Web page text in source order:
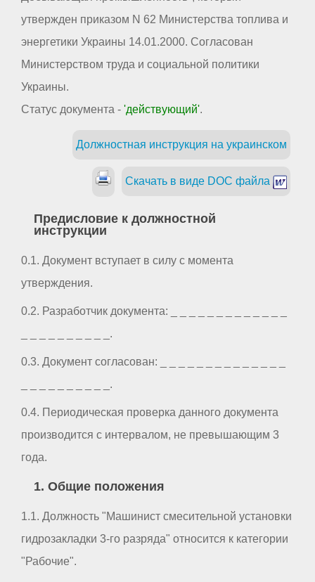
утвержден приказом N 62 Министерства топлива и
энергетики Украины 14.01.2000. Согласован
Министерством труда и социальной политики
Украины.
Статус документа - 'действующий'.
Должностная инструкция на украинском
Скачать в виде DOC файла
Предисловие к должностной
инструкции
0.1. Документ вступает в силу с момента
утверждения.
0.2. Разработчик документа: _ _ _ _ _ _ _ _ _ _ _ _ _
_ _ _ _ _ _ _ _ _ _.
0.3. Документ согласован: _ _ _ _ _ _ _ _ _ _ _ _ _ _
_ _ _ _ _ _ _ _ _ _.
0.4. Периодическая проверка данного документа
производится с интервалом, не превышающим 3
года.
1. Общие положения
1.1. Должность "Машинист смесительной установки
гидрозакладки 3-го разряда" относится к категории
"Рабочие".